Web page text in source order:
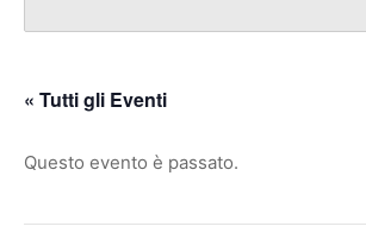
« Tutti gli Eventi
Questo evento è passato.